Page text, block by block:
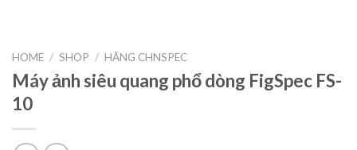
HOME / SHOP / HÃNG CHNSPEC
Máy ảnh siêu quang phổ dòng FigSpec FS-
10